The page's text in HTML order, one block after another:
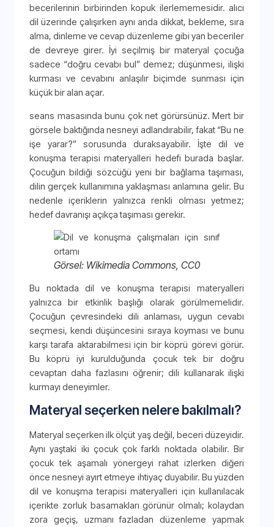
becerilerinin birbirinden kopuk ilerlememesidir. alıcı
dil üzerinde çalışırken aynı anda dikkat, bekleme, sıra
alma, dinleme ve cevap düzenleme gibi yan beceriler
de devreye girer. İyi seçilmiş bir materyal çocuğa
sadece “doğru cevabı bul” demez; düşünmesi, ilişki
kurması ve cevabını anlaşılır biçimde sunması için
küçük bir alan açar.
seans masasında bunu çok net görürsünüz. Mert bir
görsele baktığında nesneyi adlandırabilir, fakat “Bu ne
işe yarar?” sorusunda duraksayabilir. İşte dil ve
konuşma terapisi materyalleri hedefi burada başlar.
Çocuğun bildiği sözcüğü yeni bir bağlama taşıması,
dilin gerçek kullanımına yaklaşması anlamına gelir. Bu
nedenle içeriklerin yalnızca renkli olması yetmez;
hedef davranışı açıkça taşıması gerekir.
Görsel: Wikimedia Commons, CC0
Bu noktada dil ve konuşma terapisi materyalleri
yalnızca bir etkinlik başlığı olarak görülmemelidir.
Çocuğun çevresindeki dili anlaması, uygun cevabı
seçmesi, kendi düşüncesini sıraya koyması ve bunu
karşı tarafa aktarabilmesi için bir köprü görevi görür.
Bu köprü iyi kurulduğunda çocuk tek bir doğru
cevaptan daha fazlasını öğrenir; dili kullanarak ilişki
kurmayı deneyimler.
Materyal seçerken nelere bakılmalı?
Materyal seçerken ilk ölçüt yaş değil, beceri düzeyidir.
Aynı yaştaki iki çocuk çok farklı noktada olabilir. Bir
çocuk tek aşamalı yönergeyi rahat izlerken diğeri
önce nesneyi ayırt etmeye ihtiyaç duyabilir. Bu yüzden
dil ve konuşma terapisi materyalleri için kullanılacak
içerikte zorluk basamakları görünür olmalı; kolaydan
zora geçiş, uzmanı fazladan düzenleme yapmak